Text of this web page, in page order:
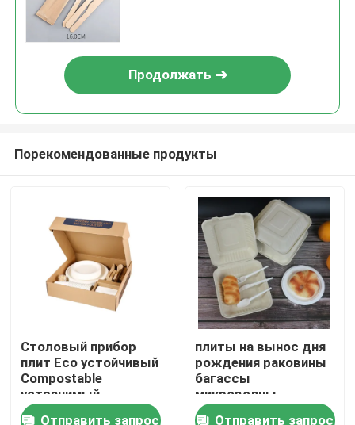
Продукты
О нас
Продолжать
Порекомендованные продукты
Столовый прибор
плит Eco устойчивый
Compostable
устранимый
устранимый
Отправить запрос
плиты на вынос дня
рождения раковины
багассы
микроволны
контейнеров 800ml
Отправить запрос